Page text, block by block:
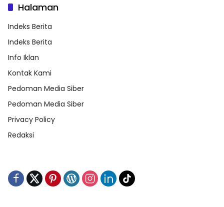
Halaman
Indeks Berita
Indeks Berita
Info Iklan
Kontak Kami
Pedoman Media Siber
Pedoman Media Siber
Privacy Policy
Redaksi